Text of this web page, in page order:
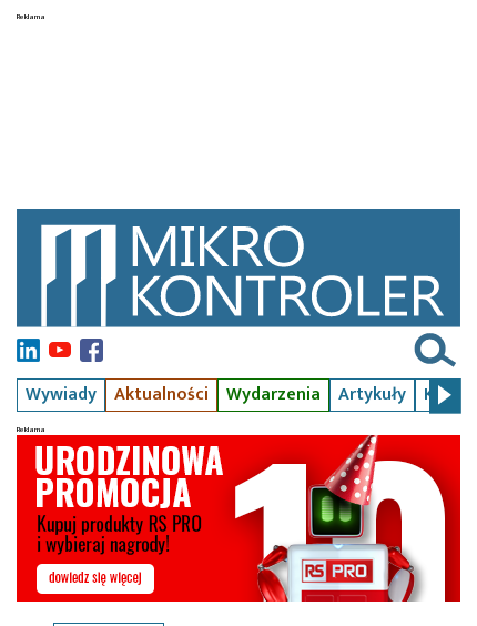
Wywiady Aktualności Wydarzenia Artykuły Kursy